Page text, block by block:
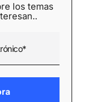
los temas